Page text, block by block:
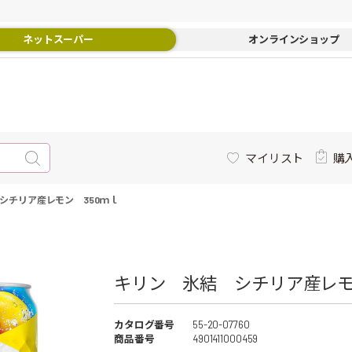
ネットスーパー オンラインショップ
マイリスト 購
リア産レモン 350ｍｌ
キリン 氷結 シチリア産レ
カタログ番号
55-20-07760
商品番号
4901411000459